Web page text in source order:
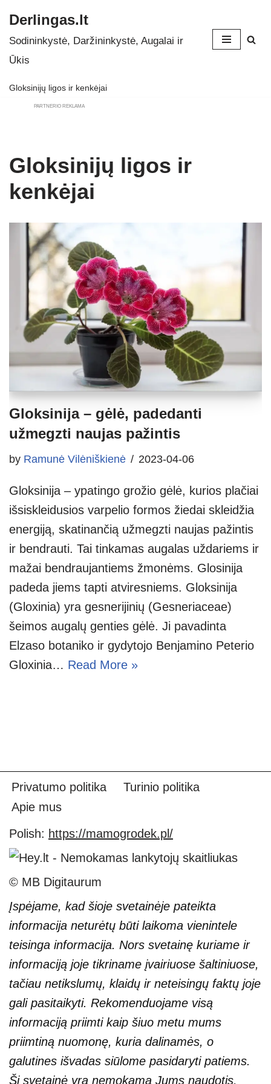
Skip
to
Derlingas.lt
Sodininkystė, Daržininkystė, Augalai ir
Ūkis
Gloksinijų ligos ir kenkėjai
PARTNERIO REKLAMA
Gloksinijų ligos ir
kenkėjai
Gloksinija – gėlė, padedanti
užmegzti naujas pažintis
by Ramunė Vilėniškienė 2023-04-06
Gloksinija – ypatingo grožio gėlė, kurios plačiai
išsiskleidusios varpelio formos žiedai skleidžia
energiją, skatinančią užmegzti naujas pažintis
ir bendrauti. Tai tinkamas augalas uždariems ir
mažai bendraujantiems žmonėms. Glosinija
padeda jiems tapti atviresniems. Gloksinija
(Gloxinia) yra gesnerijinių (Gesneriaceae)
šeimos augalų genties gėlė. Ji pavadinta
Elzaso botaniko ir gydytojo Benjamino Peterio
Gloxinia… Read More »
Privatumo politika
Turinio politika
Apie mus
Polish: https://mamogrodek.pl/
© MB Digitaurum
Įspėjame, kad šioje svetainėje pateikta
informacija neturėtų būti laikoma vienintele
teisinga informacija. Nors svetainę kuriame ir
informaciją joje tikriname įvairiuose šaltiniuose,
tačiau netikslumų, klaidų ir neteisingų faktų joje
gali pasitaikyti. Rekomenduojame visą
informaciją priimti kaip šiuo metu mums
priimtiną nuomonę, kuria dalinamės, o
galutines išvadas siūlome pasidaryti patiems.
Ši svetainė yra nemokama Jums naudotis,